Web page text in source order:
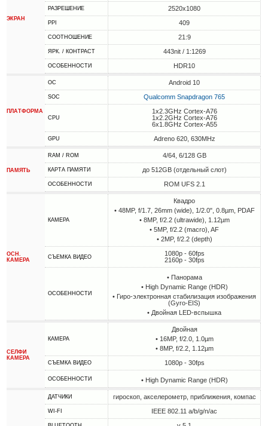
ЭКРАН
РАЗРЕШЕНИЕ 2520x1080
PPI 409
СООТНОШЕНИЕ 21:9
ЯРК. / КОНТРАСТ 443nit / 1:1269
ОСОБЕННОСТИ HDR10
ПЛАТФОРМА
ОС Android 10
SOC Qualcomm Snapdragon 765
CPU
1x2.3GHz Cortex-A76
1x2.2GHz Cortex-A76
6x1.8GHz Cortex-A55
GPU Adreno 620, 630MHz
ПАМЯТЬ
RAM / ROM 4/64, 6/128 GB
КАРТА ПАМЯТИ до 512GB (отдельный слот)
ОСОБЕННОСТИ ROM UFS 2.1
ОСН.
КАМЕРА
КАМЕРА
Квадро
• 48MP, f/1.7, 26mm (wide), 1/2.0", 0.8µm, PDAF
• 8MP, f/2.2 (ultrawide), 1.12µm
• 5MP, f/2.2 (macro), AF
• 2MP, f/2.2 (depth)
СЪЕМКА ВИДЕО
1080p - 60fps
2160p - 30fps
ОСОБЕННОСТИ
• Панорама
• High Dynamic Range (HDR)
• Гиро-электронная стабилизация изображения
(Gyro-EIS)
• Двойная LED-вспышка
СЕЛФИ
КАМЕРА
КАМЕРА
Двойная
• 16MP, f/2.0, 1.0µm
• 8MP, f/2.2, 1.12µm
СЪЕМКА ВИДЕО 1080p - 30fps
ОСОБЕННОСТИ • High Dynamic Range (HDR)
ДАТЧИКИ гироскоп, акселерометр, приближения, компас
WI-FI IEEE 802.11 a/b/g/n/ac